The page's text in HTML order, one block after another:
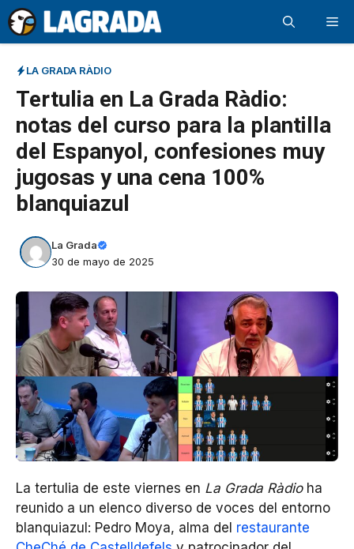
Saltar
al
contenido
LA GRADA RÀDIO
Tertulia en La Grada Ràdio:
notas del curso para la plantilla
del Espanyol, confesiones muy
jugosas y una cena 100%
blanquiazul
La Grada
30 de mayo de 2025
La tertulia de este viernes en La Grada Ràdioha
reunido a un elenco diverso de voces del entorno
blanquiazul: Pedro Moya, alma del restaurante